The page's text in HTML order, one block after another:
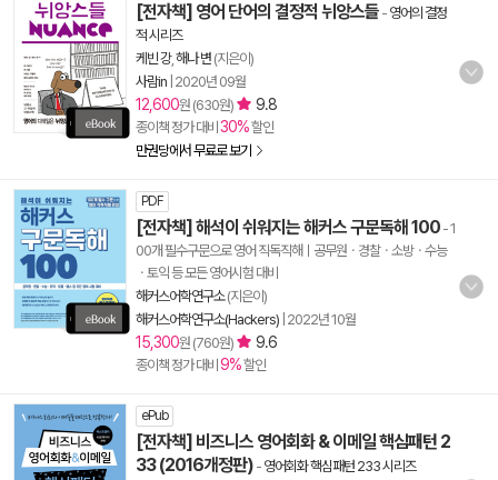
[전자책] 영어 단어의 결정적 뉘앙스들 - 영어의 결정
적 시리즈
케빈 강, 해나 변 (지은이)
사람in 2020년 09월
12,600원 (630원) 9.8
종이책 정가 대비 30%할인
만권당에서 무료로 보기
PDF
[전자책] 해석이 쉬워지는 해커스 구문독해 100 - 1
00개 필수구문으로 영어 직독직해ㅣ공무원ㆍ경찰ㆍ소방ㆍ수능
ㆍ토익 등 모든 영어시험 대비
해커스어학연구소(지은이)
해커스어학연구소(Hackers) 2022년 10월
15,300원 (760원) 9.6
종이책 정가 대비 9%할인
ePub
[전자책] 비즈니스 영어회화 & 이메일 핵심패턴 2
33 (2016개정판) - 영어회화 핵심패턴 233 시리즈